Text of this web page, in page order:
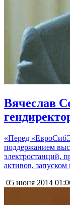
Вячеслав
«Перед
поддержанием
электростанций,
активов,
05 июня 2014